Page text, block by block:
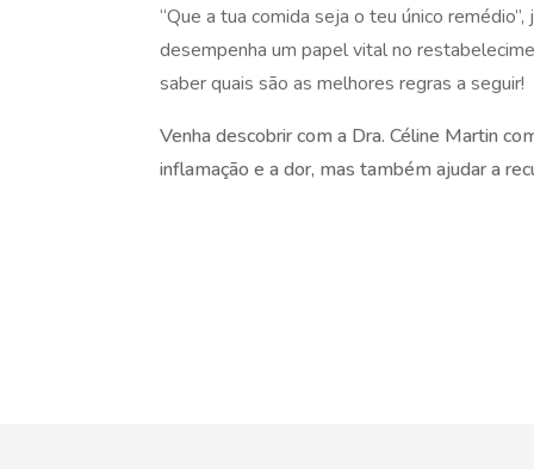
“Que a tua comida seja o teu único
desempenha um papel vital no
saber quais são as melhores regras a seguir!
Venha descobrir com a Dra. Céline Martin
inflamação e a dor, mas também ajudar a